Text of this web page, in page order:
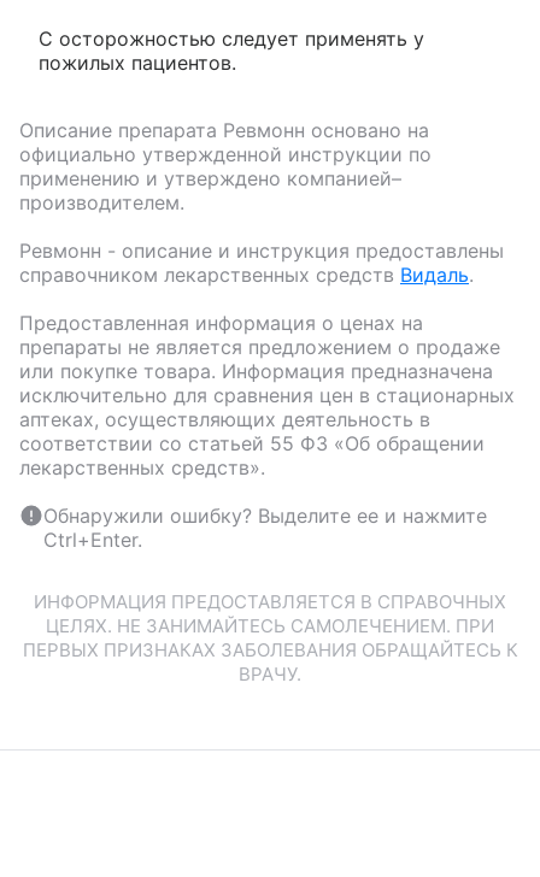
С осторожностью следует применять у
пожилых пациентов.
Описание препарата Ревмонн основано на
официально утвержденной инструкции по
применению и утверждено компанией–
производителем.
Ревмонн - описание и инструкция предоставлены
справочником лекарственных средств Видаль.
Предоставленная информация о ценах на
препараты не является предложением о продаже
или покупке товара. Информация предназначена
исключительно для сравнения цен в стационарных
аптеках, осуществляющих деятельность в
соответствии со статьей 55 ФЗ «Об обращении
лекарственных средств».
Обнаружили ошибку? Выделите ее и нажмите
Ctrl+Enter.
ИНФОРМАЦИЯ ПРЕДОСТАВЛЯЕТСЯ В СПРАВОЧНЫХ
ЦЕЛЯХ. НЕ ЗАНИМАЙТЕСЬ САМОЛЕЧЕНИЕМ. ПРИ
ПЕРВЫХ ПРИЗНАКАХ ЗАБОЛЕВАНИЯ ОБРАЩАЙТЕСЬ К
ВРАЧУ.